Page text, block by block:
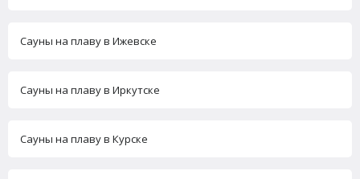
Сауны на плаву в Ижевске
Сауны на плаву в Иркутске
Сауны на плаву в Курске